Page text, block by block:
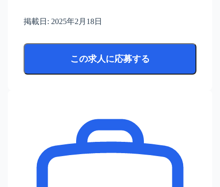
掲載日: 2025年2月18日
この求人に応募する